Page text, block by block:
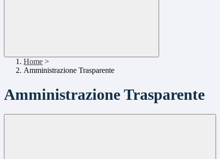
Home >
Amministrazione Trasparente
Amministrazione Trasparente